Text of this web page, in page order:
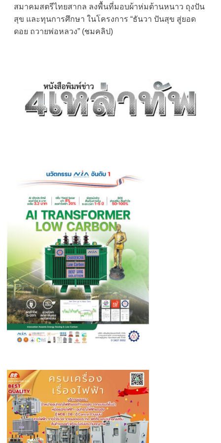
navigation
สมาคมสตรีไทยสากล ลงพื้นที่มอบผ้าห่มต้านหนาว ถุงปัน
สุข และทุนการศึกษา ในโครงการ “ธันวา ปันสุข สู่ยอด
ดอย ถวายพ่อหลวง” (ชมคลิป)